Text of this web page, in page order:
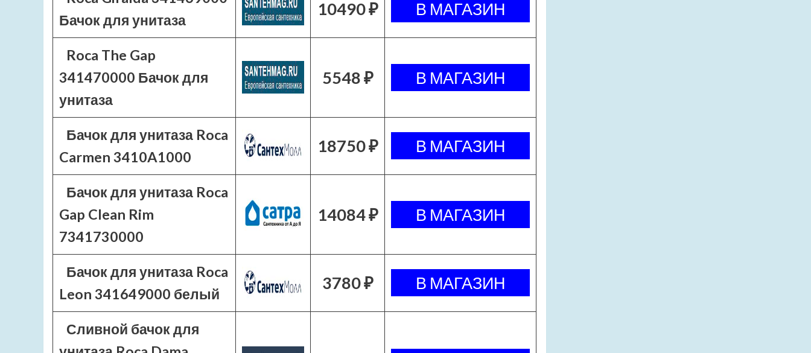
Бачок для унитаза
10490 ₽
Roca The Gap
341470000 Бачок для
унитаза
5548 ₽
Бачок для унитаза Roca
Carmen 3410A1000
18750 ₽
Бачок для унитаза Roca
Gap Clean Rim
7341730000
14084 ₽
Бачок для унитаза Roca
Leon 341649000 белый
3780 ₽
Сливной бачок для